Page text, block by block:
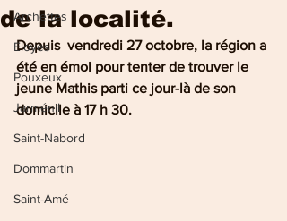
Archettes
Eloyes
Pouxeux
Jarménil
Saint-Nabord
Dommartin
Saint-Amé
de la localité.
Depuis  vendredi 27 octobre, la région a
été en émoi pour tenter de trouver le
jeune Mathis parti ce jour-là de son
domicile à 17 h 30.